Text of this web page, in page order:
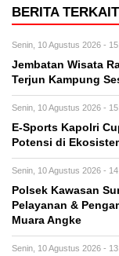
BERITA TERKAIT
Senin, 10 Agustus 2026 -
Jembatan Wisata
Terjun Kampung
Senin, 10 Agustus 2026 -
E-Sports Kapolri
Potensi di
Senin, 10 Agustus 2026 -
Polsek Kawasan
Pelayanan &
Muara Angke
Senin, 10 Agustus 2026 -